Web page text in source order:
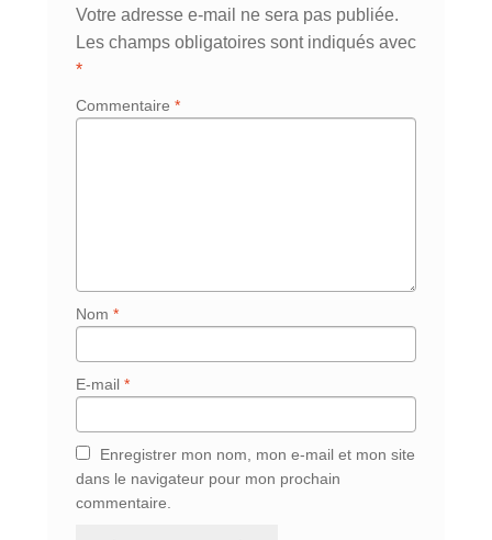
Votre adresse e-mail ne sera pas publiée.
Les champs obligatoires sont indiqués avec
*
Commentaire *
Nom *
E-mail *
Enregistrer mon nom, mon e-mail et mon site
dans le navigateur pour mon prochain
commentaire.